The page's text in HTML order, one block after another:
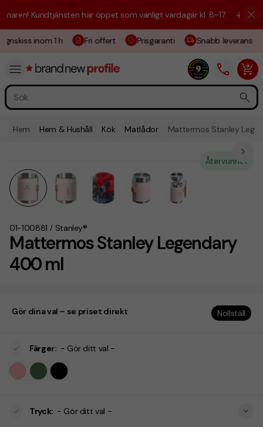
Kundtjänsten har öppet som vanligt vardagar kl. 8–17. ☀️ Vi är
inom 1 h Fri offert Prisgaranti Snabb leverans
Hem Hem & Hushåll Kök Matlådor Mattermos Stanley
Mattermos Stanley Legendary
400 ml
01-100881 / Stanley®
Återvunnet
Gör dina val – se priset direkt Nollställ
Färger: - Gör ditt val -
Tryck: - Gör ditt val -